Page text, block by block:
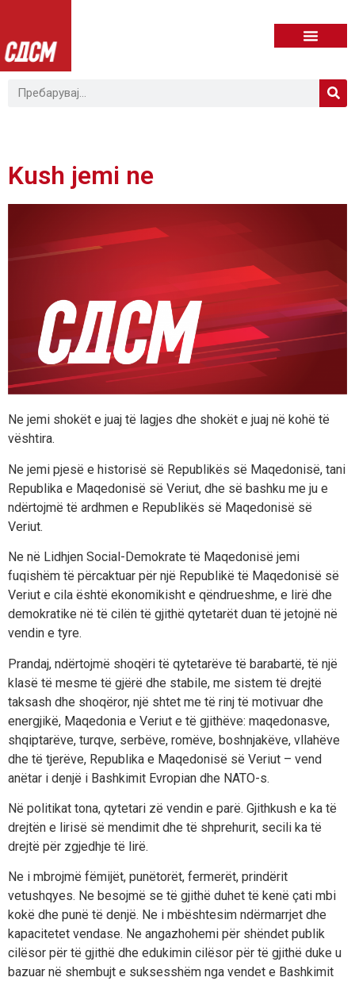
Kush jemi ne
Ne jemi shokët e juaj të lagjes dhe shokët e juaj në kohë të
vështira.
Ne jemi pjesë e historisë së Republikës së Maqedonisë, tani
Republika e Maqedonisë së Veriut, dhe së bashku me ju e
ndërtojmë të ardhmen e Republikës së Maqedonisë së
Veriut.
Ne në Lidhjen Social-Demokrate të Maqedonisë jemi
fuqishëm të përcaktuar për një Republikë të Maqedonisë së
Veriut e cila është ekonomikisht e qëndrueshme, e lirë dhe
demokratike në të cilën të gjithë qytetarët duan të jetojnë në
vendin e tyre.
Prandaj, ndërtojmë shoqëri të qytetarëve të barabartë, të një
klasë të mesme të gjërë dhe stabile, me sistem të drejtë
taksash dhe shoqëror, një shtet me të rinj të motivuar dhe
energjikë, Maqedonia e Veriut e të gjithëve: maqedonasve,
shqiptarëve, turqve, serbëve, romëve, boshnjakëve, vllahëve
dhe të tjerëve, Republika e Maqedonisë së Veriut – vend
anëtar i denjë i Bashkimit Evropian dhe NATO-s.
Në politikat tona, qytetari zë vendin e parë. Gjithkush e ka të
drejtën e lirisë së mendimit dhe të shprehurit, secili ka të
drejtë për zgjedhje të lirë.
Ne i mbrojmë fëmijët, punëtorët, fermerët, prindërit
vetushqyes. Ne besojmë se të gjithë duhet të kenë çati mbi
kokë dhe punë të denjë. Ne i mbështesim ndërmarrjet dhe
kapacitetet vendase. Ne angazhohemi për shëndet publik
cilësor për të gjithë dhe edukimin cilësor për të gjithë duke u
bazuar në shembujt e suksesshëm nga vendet e Bashkimit